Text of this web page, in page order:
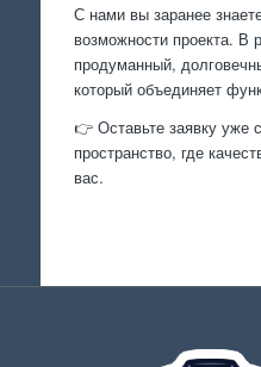
С нами вы заранее
возможности проекта. В
продуманный,
который объединяет
👉 Оставьте заявку уже
пространство, где
вас.